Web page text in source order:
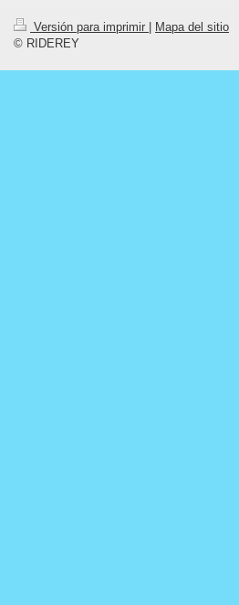
Versión para imprimir
Mapa del sitio
© RIDEREY